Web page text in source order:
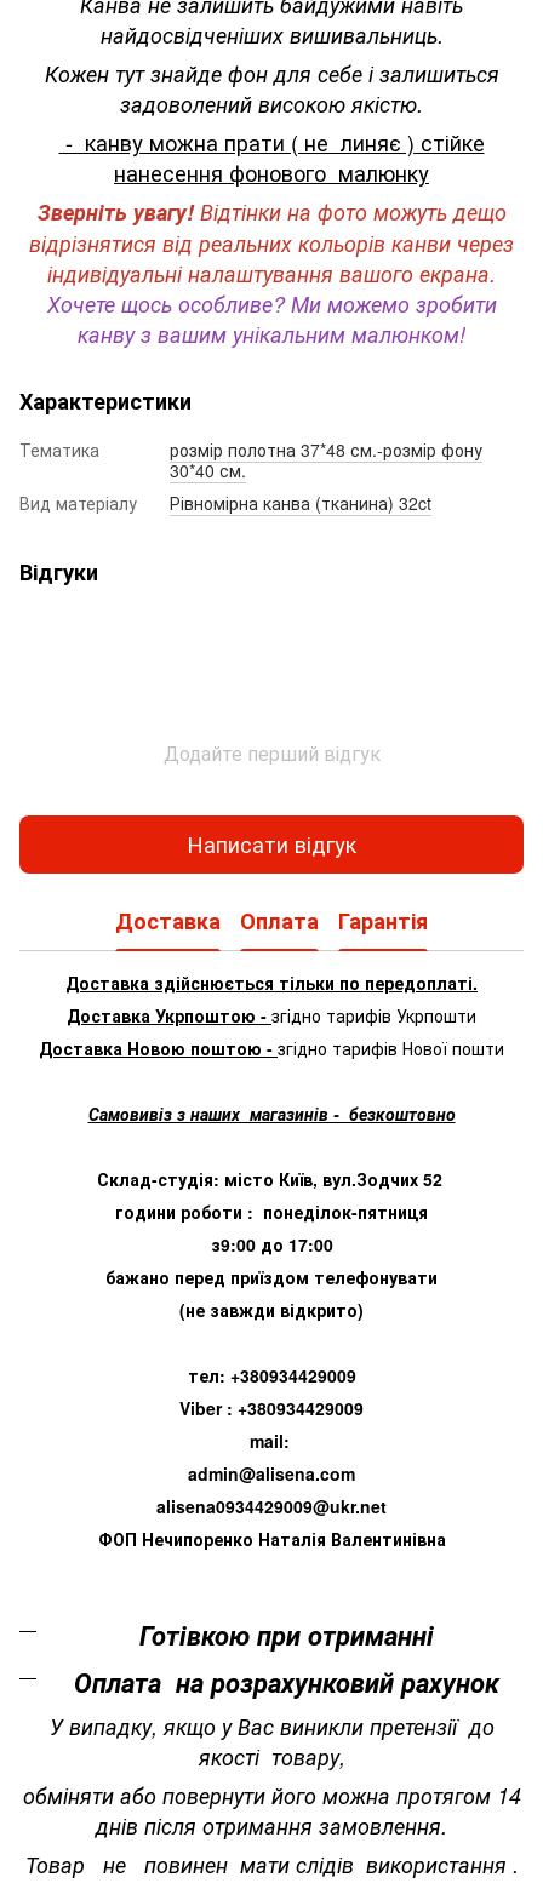
найдосвідченіших вишивальниць.
Кожен тут знайде фон для себе і залишиться
задоволений високою якістю.
- канву можна прати ( не линяє ) стійке
нанесення фонового малюнку
Зверніть увагу!Відтінки на фото можуть дещо
відрізнятися від реальних кольорів канви через
індивідуальні налаштування вашого екрана.
Хочете щось особливе? Ми можемо зробити
канву з вашим унікальним малюнком!
Характеристики
Тематика
розмір полотна 37*48 см.-розмір фону
30*40 см.
Вид матеріалу
Рівномірна канва (тканина) 32ct
Відгуки
Додайте перший відгук
Написати відгук
Доставка Оплата Гарантія
Доставка здійснюється тільки по передоплаті.
Доставка Укрпоштою - згідно тарифів Укрпошти
Доставка Новою поштою - згідно тарифів Нової пошти
Самовивіз з наших магазинів - безкоштовно
Склад-студія: місто Київ, вул.Зодчих 52
години роботи : понеділок-пятниця
з9:00 до 17:00
бажано перед приїздом телефонувати
(не завжди відкрито)
тел: +380934429009
Viber : +380934429009
mail:
admin@alisena.com
alisena0934429009@ukr.net
ФОП Нечипоренко Наталія Валентинівна
Готівкою при отриманні
Оплата на розрахунковий рахунок
У випадку, якщо у Вас виникли претензії до
якості товару,
обміняти або повернути його можна протягом 14
днів після отримання замовлення.
Товар не повинен мати слідів використання .